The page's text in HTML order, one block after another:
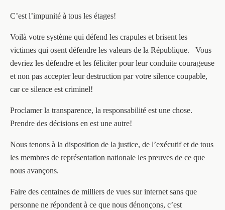
C’est l’impunité à tous les étages!
Voilà votre système qui défend les crapules et brisent les
victimes qui osent défendre les valeurs de la République. Vous
devriez les défendre et les féliciter pour leur conduite courageuse
et non pas accepter leur destruction par votre silence coupable,
car ce silence est criminel!
Proclamer la transparence, la responsabilité est une chose.
Prendre des décisions en est une autre!
Nous tenons à la disposition de la justice, de l’exécutif et de tous
les membres de représentation nationale les preuves de ce que
nous avançons.
Faire des centaines de milliers de vues sur internet sans que
personne ne répondent à ce que nous dénonçons, c’est